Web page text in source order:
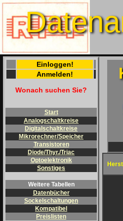
Einloggen!
Anmelden!
Wonach suchen Sie?
Start
Analogschaltkreise
Digitalschaltkreise
Mikrorechner/Speicher
Transistoren
Diode/Thyr./Triac
Optoelektronik
Sonstiges
Weitere Tabellen
Datenbücher
Sockelschaltungen
Kompatibel
Preislisten